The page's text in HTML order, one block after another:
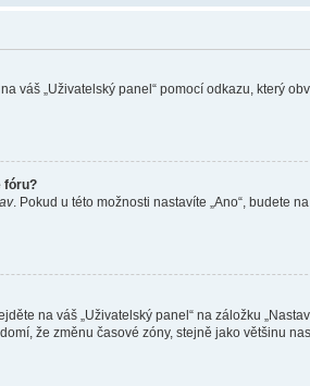
váš „Uživatelský panel“ pomocí odkazu, který
fóru?
. Pokud u této možnosti nastavíte „Ano“, budete
na váš „Uživatelský panel“ na záložku
že změnu časové zóny, stejně jako většinu